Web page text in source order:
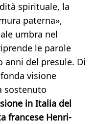
spirituale, la
paterna»,
umbra nel
le parole
anni del presule. Di
visione
sostenuto
in Italia del
francese Henri-